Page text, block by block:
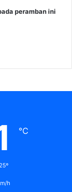
peramban ini
℃
h